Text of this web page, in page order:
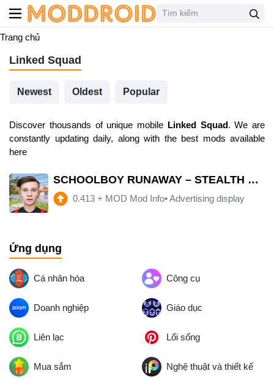
Trang chủ
Linked Squad
Newest Oldest Popular
Discover thousands of unique mobile Linked Squad. We are
constantly updating daily, along with the best mods available
here
SCHOOLBOY RUNAWAY – STEALTH Mod APK 0.413
0.413 + MOD Mod Info• Advertising display
Ứng dụng
Cá nhân hóa Công cụ
Doanh nghiệp Giáo dục
Liên lạc Lối sống
Mua sắm Nghệ thuật và thiết kế